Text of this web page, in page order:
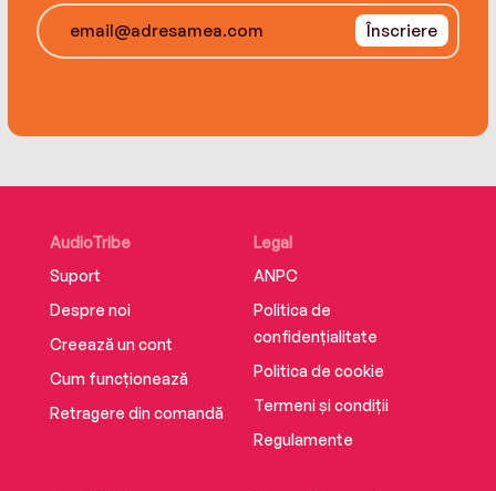
Înscriere
AudioTribe
Suport
Despre noi
Creează un cont
Cum funcționează
Retragere din comandă
Legal
ANPC
Politica de
confidențialitate
Politica de cookie
Termeni și condiții
Regulamente